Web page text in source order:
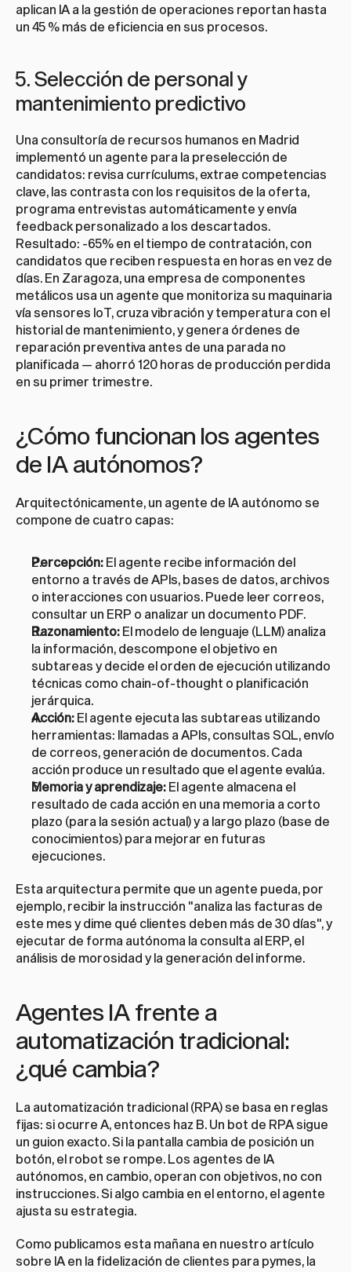
aplican IA a la gestión de operaciones reportan hasta
un 45 % más de eficiencia en sus procesos.
5. Selección de personal y
mantenimiento predictivo
Una consultoría de recursos humanos en Madrid
implementó un agente para la preselección de
candidatos: revisa currículums, extrae competencias
clave, las contrasta con los requisitos de la oferta,
programa entrevistas automáticamente y envía
feedback personalizado a los descartados.
Resultado: -65% en el tiempo de contratación, con
candidatos que reciben respuesta en horas en vez de
días. En Zaragoza, una empresa de componentes
metálicos usa un agente que monitoriza su maquinaria
vía sensores IoT, cruza vibración y temperatura con el
historial de mantenimiento, y genera órdenes de
reparación preventiva antes de una parada no
planificada — ahorró 120 horas de producción perdida
en su primer trimestre.
¿Cómo funcionan los agentes
de IA autónomos?
Arquitectónicamente, un agente de IA autónomo se
compone de cuatro capas:
Percepción: El agente recibe información del
entorno a través de APIs, bases de datos, archivos
o interacciones con usuarios. Puede leer correos,
consultar un ERP o analizar un documento PDF.
Razonamiento: El modelo de lenguaje (LLM) analiza
la información, descompone el objetivo en
subtareas y decide el orden de ejecución utilizando
técnicas como chain-of-thought o planificación
jerárquica.
Acción: El agente ejecuta las subtareas utilizando
herramientas: llamadas a APIs, consultas SQL, envío
de correos, generación de documentos. Cada
acción produce un resultado que el agente evalúa.
Memoria y aprendizaje: El agente almacena el
resultado de cada acción en una memoria a corto
plazo (para la sesión actual) y a largo plazo (base de
conocimientos) para mejorar en futuras
ejecuciones.
Esta arquitectura permite que un agente pueda, por
ejemplo, recibir la instrucción "analiza las facturas de
este mes y dime qué clientes deben más de 30 días", y
ejecutar de forma autónoma la consulta al ERP, el
análisis de morosidad y la generación del informe.
Agentes IA frente a
automatización tradicional:
¿qué cambia?
La automatización tradicional (RPA) se basa en reglas
fijas: si ocurre A, entonces haz B. Un bot de RPA sigue
un guion exacto. Si la pantalla cambia de posición un
botón, el robot se rompe. Los agentes de IA
autónomos, en cambio, operan con objetivos, no con
instrucciones. Si algo cambia en el entorno, el agente
ajusta su estrategia.
Como publicamos esta mañana en nuestro artículo
sobre IA en la fidelización de clientes para pymes, la